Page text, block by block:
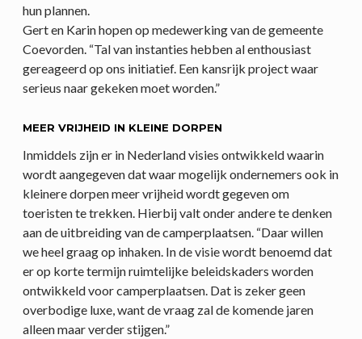
hun plannen.
Gert en Karin hopen op medewerking van de gemeente
Coevorden. “Tal van instanties hebben al enthousiast
gereageerd op ons initiatief. Een kansrijk project waar
serieus naar gekeken moet worden.”
MEER VRIJHEID IN KLEINE DORPEN
Inmiddels zijn er in Nederland visies ontwikkeld waarin
wordt aangegeven dat waar mogelijk ondernemers ook in
kleinere dorpen meer vrijheid wordt gegeven om
toeristen te trekken. Hierbij valt onder andere te denken
aan de uitbreiding van de camperplaatsen. “Daar willen
we heel graag op inhaken. In de visie wordt benoemd dat
er op korte termijn ruimtelijke beleidskaders worden
ontwikkeld voor camperplaatsen. Dat is zeker geen
overbodige luxe, want de vraag zal de komende jaren
alleen maar verder stijgen.”